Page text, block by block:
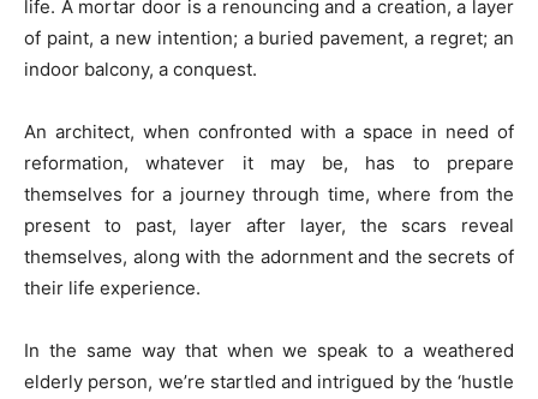
life. A mortar door is a renouncing and a creation, a layer
of paint, a new intention; a buried pavement, a regret; an
indoor balcony, a conquest.
An architect, when confronted with a space in need of
reformation, whatever it may be, has to prepare
themselves for a journey through time, where from the
present to past, layer after layer, the scars reveal
themselves, along with the adornment and the secrets of
their life experience.
In the same way that when we speak to a weathered
elderly person, we’re startled and intrigued by the ‘hustle